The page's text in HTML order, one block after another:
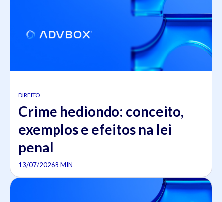
DIREITO
Crime hediondo: conceito,
exemplos e efeitos na lei
penal
13/07/20268 MIN